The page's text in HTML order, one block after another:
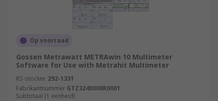
Op voorraad
Gossen Metrawatt METRAwin 10 Multimeter
Software for Use with Metrahit Multimeter
RS-stocknr. 292-1331
Fabrikantnummer GTZ3240000R0001
Subtotaal (1 eenheid)